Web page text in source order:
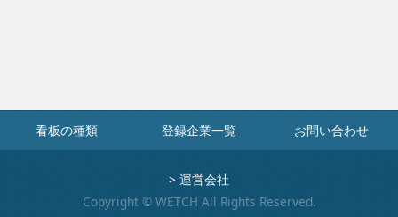
看板の種類 登録企業一覧 お問い合わせ
> 運営会社
Copyright © WETCH All Rights Reserved.